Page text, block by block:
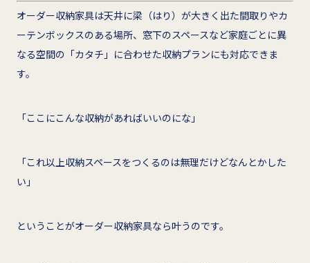
オーダー収納家具は天井に梁（はり）が大きく出た間取りやカ
ーテンボックスのある場所、窓下のスペースなど家庭ごとに異
なる空間の「カタチ」に合わせた収納プランにも対応できま
す。
「ここにこんな収納があればいいのにな」
「これ以上収納スペースをつくるのは無理だけどなんとかした
い」
ということがオーダー収納家具なら叶うのです。